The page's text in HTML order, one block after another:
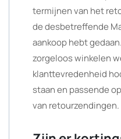
termijnen van het
de desbetreffende
aankoop hebt
zorgeloos winkelen
klanttevredenheid
staan en passende
van retourzendingen.